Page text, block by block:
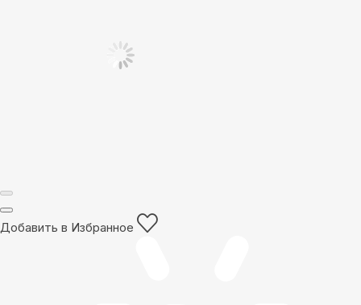
Добавить в Избранное